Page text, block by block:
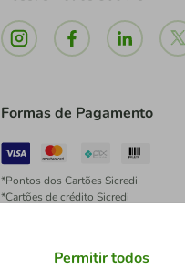
Formas de Pagamento
*Pontos dos Cartões Sicredi
*Cartões de crédito Sicredi
*É vedada a cobrança de preço
Permitir todos